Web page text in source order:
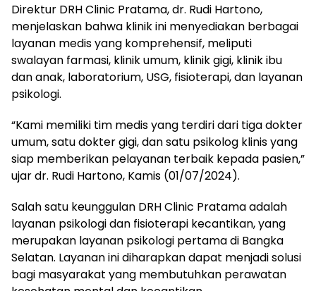
Direktur DRH Clinic Pratama, dr. Rudi Hartono,
menjelaskan bahwa klinik ini menyediakan berbagai
layanan medis yang komprehensif, meliputi
swalayan farmasi, klinik umum, klinik gigi, klinik ibu
dan anak, laboratorium, USG, fisioterapi, dan layanan
psikologi.
“Kami memiliki tim medis yang terdiri dari tiga dokter
umum, satu dokter gigi, dan satu psikolog klinis yang
siap memberikan pelayanan terbaik kepada pasien,”
ujar dr. Rudi Hartono, Kamis (01/07/2024).
Salah satu keunggulan DRH Clinic Pratama adalah
layanan psikologi dan fisioterapi kecantikan, yang
merupakan layanan psikologi pertama di Bangka
Selatan. Layanan ini diharapkan dapat menjadi solusi
bagi masyarakat yang membutuhkan perawatan